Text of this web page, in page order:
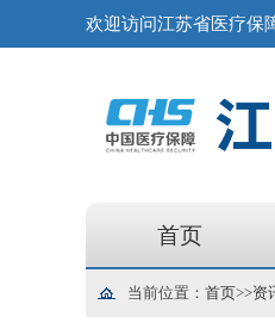
欢迎访问江苏省医疗保
首页
当前位置： 首页>>资